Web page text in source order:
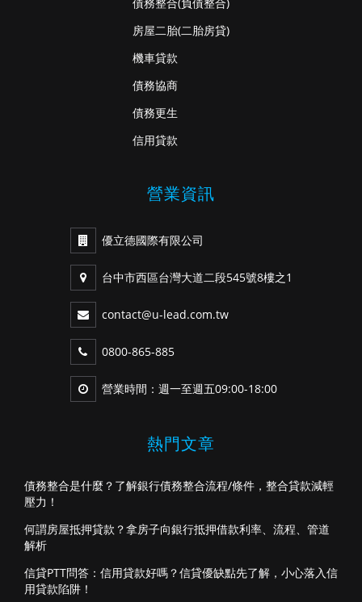
房屋二胎(二胎房貸)
機車貸款
債務協商
債務更生
信用貸款
營業資訊
優立德國際有限公司
台中市西區台灣大道二段545號8樓之1
contact@u-lead.com.tw
0800-865-885
營業時間：週一至週五09:00-18:00
熱門文章
債務整合是什麼？了解銀行債務整合流程/條件，整合貸款減輕
壓力！
何謂房屋抵押貸款？拿房子向銀行抵押借款利率、流程、管道
解析
信貸PTT問答：信用貸款好嗎？信貸優缺點先了解，小心落入信
用貸款陷阱！